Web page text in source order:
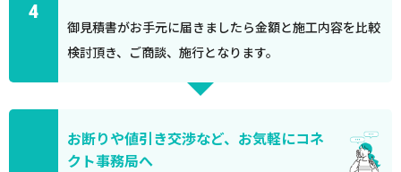
4
御見積書がお手元に届きましたら金額と施工内容を比較
検討頂き、ご商談、施行となります。
お断りや値引き交渉など、お気軽にコネ
クト事務局へ